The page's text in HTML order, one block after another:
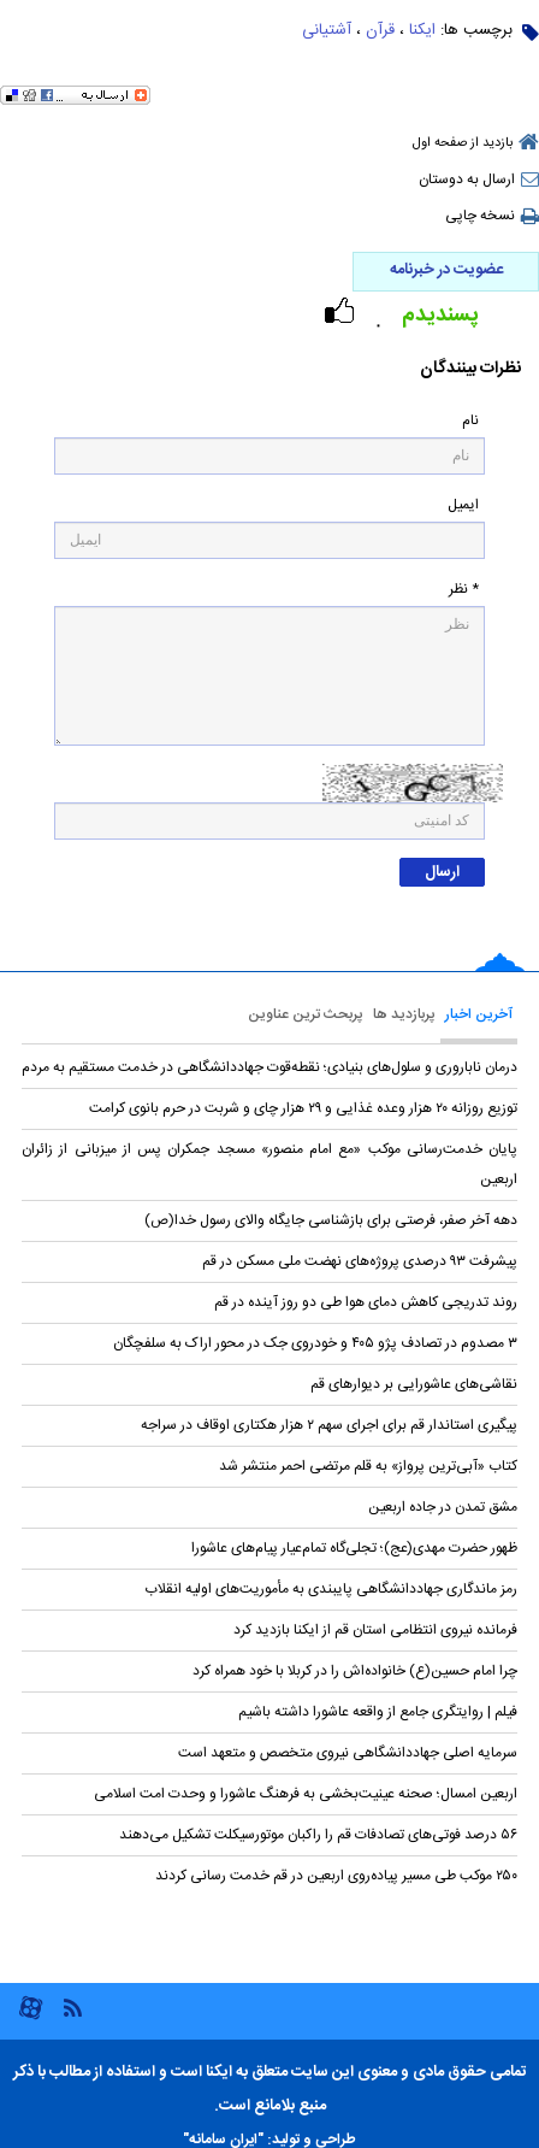
برچسب ها: ایکنا ، قرآن ، آشتیانی
بازدید از صفحه اول
ارسال به دوستان
نسخه چاپی
عضویت در خبرنامه
۰ پسندیدم
نظرات بینندگان
نام
ایمیل
* نظر
آخرین اخبار پربازدید ها پربحث ترین عناوین
درمان ناباروری و سلول‌های بنیادی؛ نقطه‌قوت جهاددانشگاهی در خدمت مستقیم به مردم
توزیع روزانه ۲۰ هزار وعده غذایی و ۲۹ هزار چای و شربت در حرم بانوی کرامت
پایان خدمت‌رسانی موکب «مع امام منصور» مسجد جمکران پس از میزبانی از زائران
اربعین
دهه آخر صفر، فرصتی برای بازشناسی جایگاه والای رسول خدا(ص)
پیشرفت ۹۳ درصدی پروژه‌های نهضت ملی مسکن در قم
روند تدریجی کاهش دمای هوا طی دو روز آینده در قم
۳ مصدوم در تصادف پژو ۴۰۵ و خودروی جک در محور اراک به سلفچگان
نقاشی‌های عاشورایی بر دیوار‌های قم
پیگیری استاندار قم برای اجرای سهم ۲ هزار هکتاری اوقاف در سراجه
کتاب «آبی‌ترین پرواز» به قلم مرتضی احمر منتشر شد
مشق تمدن در جاده اربعین
ظهور حضرت مهدی(عج)؛ تجلی‌گاه تمام‌عیار پیام‌های عاشورا
رمز ماندگاری جهاددانشگاهی پایبندی به مأموریت‌های اولیه انقلاب
فرمانده نیروی انتظامی استان قم از ایکنا بازدید کرد
چرا امام حسین(ع) خانواده‌اش را در کربلا با خود همراه کرد
فیلم | روایتگری جامع از واقعه عاشورا داشته باشیم
سرمایه اصلی جهاددانشگاهی نیروی متخصص و متعهد است
اربعین امسال؛ صحنه عینیت‌بخشی به فرهنگ عاشورا و وحدت امت اسلامی
۵۶ درصد فوتی‌های تصادفات قم را راکبان موتورسیکلت تشکیل می‌دهند
۲۵۰ موکب طی مسیر پیاده‌روی اربعین در قم خدمت رسانی کردند
تمامی حقوق مادی و معنوی این سایت متعلق به ایکنا است و استفاده از مطالب با ذکر
منبع بلامانع است.
طراحی و تولید: "ایران سامانه"